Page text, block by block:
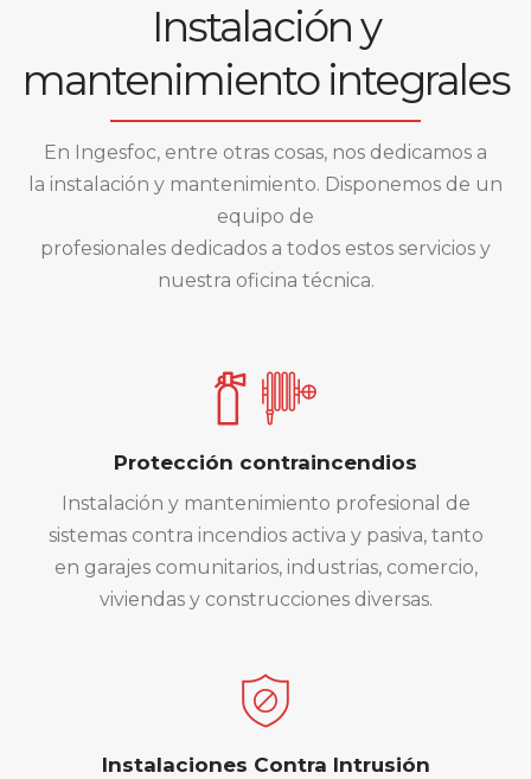
Instalación y
mantenimiento integrales
En Ingesfoc, entre otras cosas, nos dedicamos a
la instalación y mantenimiento. Disponemos de un
equipo de
profesionales dedicados a todos estos servicios y
nuestra oficina técnica.
Protección contraincendios
Instalación y mantenimiento profesional de
sistemas contra incendios activa y pasiva, tanto
en garajes comunitarios, industrias, comercio,
viviendas y construcciones diversas.
Instalaciones Contra Intrusión